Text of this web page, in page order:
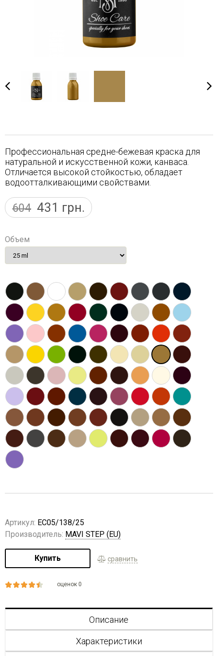
Профессиональная средне-бежевая краска для
натуральной и искусственной кожи, канваса.
Отличается высокой стойкостью, обладает
водоотталкивающими свойствами.
604 431 грн.
Объем
Артикул: EC05/138/25
Производитель: MAVI STEP (EU)
Купить сравнить
оценок 0
Описание
Характеристики